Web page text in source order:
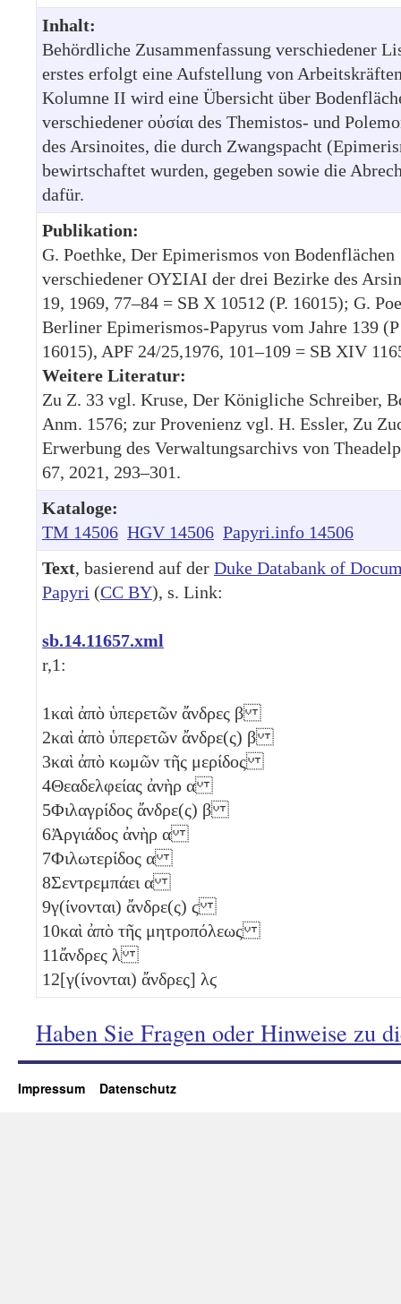
Inhalt:
Behördliche Zusammenfassung verschiedener
erstes erfolgt eine Aufstellung von
Kolumne II wird eine Übersicht über
verschiedener οὐσίαι des Themistos- und
des Arsinoites, die durch Zwangspacht
bewirtschaftet wurden, gegeben sowie die
dafür.
Publikation:
G. Poethke, Der Epimerismos von Bodenflächen
verschiedener ΟΥΣΙΑΙ der drei Bezirke des
19, 1969, 77–84 = SB X 10512 (P. 16015); G.
Berliner Epimerismos-Papyrus vom Jahre 139
16015), APF 24/25,1976, 101–109 = SB XIV
Weitere Literatur:
Zu Z. 33 vgl. Kruse, Der Königliche Schreiber,
Anm. 1576; zur Provenienz vgl. H. Essler, Zu
Erwerbung des Verwaltungsarchivs von
67, 2021, 293–301.
Kataloge:
TM 14506 HGV 14506 Papyri.info 14506
Text, basierend auf der Duke Databank of
Papyri (CC BY), s. Link:
sb.14.11657.xml
r,1:
1καὶ ἀπὸ ὑπερετῶν ἄνδρες β
2καὶ ἀπὸ ὑπερετῶν ἄνδρε(ς) β
3καὶ ἀπὸ κωμῶν τῆς μερίδος
4Θεαδελφείας ἀνὴρ α
5Φιλαγρίδος ἄνδρε(ς) β
6Ἀργιάδος ἀνὴρ α
7Φιλωτερίδος α
8Σεντρεμπάει α
9γ(ίνονται) ἄνδρε(ς) ϛ
10καὶ ἀπὸ τῆς μητροπόλεως
11ἄνδρες λ
12[γ(ίνονται) ἄνδρες] λϛ
Haben Sie Fragen oder Hinweise zu
Impressum Datenschutz